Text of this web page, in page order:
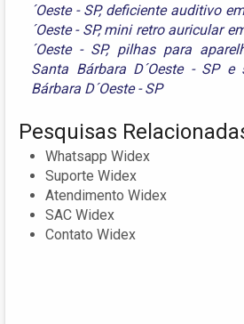
´Oeste - SP, deficiente auditivo
´Oeste - SP,mini retro auricular
´Oeste - SP, pilhas para
Santa Bárbara D´Oeste - SPe
Bárbara D´Oeste - SP
Pesquisas
Whatsapp Widex
Suporte Widex
Atendimento Widex
SAC Widex
Contato Widex